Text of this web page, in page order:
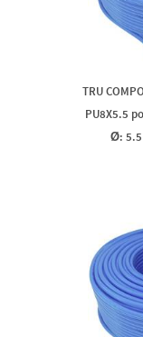
TRU
PU8X5.5
Ø: 5.5